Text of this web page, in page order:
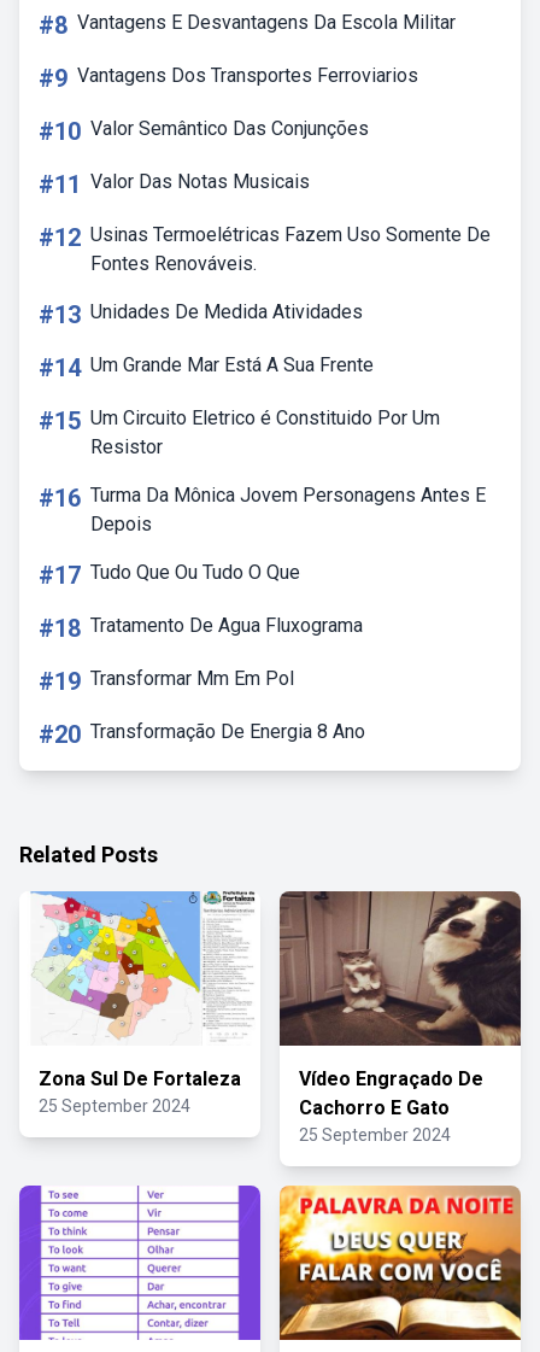
#8 Vantagens E Desvantagens Da Escola Militar
#9 Vantagens Dos Transportes Ferroviarios
#10 Valor Semântico Das Conjunções
#11 Valor Das Notas Musicais
#12 Usinas Termoelétricas Fazem Uso Somente De
Fontes Renováveis.
#13 Unidades De Medida Atividades
#14 Um Grande Mar Está A Sua Frente
#15 Um Circuito Eletrico é Constituido Por Um
Resistor
#16 Turma Da Mônica Jovem Personagens Antes E
Depois
#17 Tudo Que Ou Tudo O Que
#18 Tratamento De Agua Fluxograma
#19 Transformar Mm Em Pol
#20 Transformação De Energia 8 Ano
Related Posts
Zona Sul De Fortaleza
25 September 2024
Vídeo Engraçado De
Cachorro E Gato
25 September 2024